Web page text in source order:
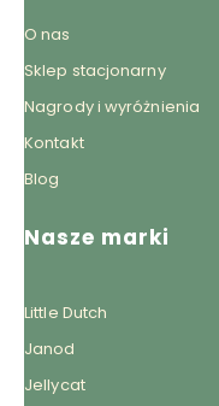
O nas
Sklep stacjonarny
Nagrody i wyróżnienia
Kontakt
Blog
Nasze marki
Little Dutch
Janod
Jellycat